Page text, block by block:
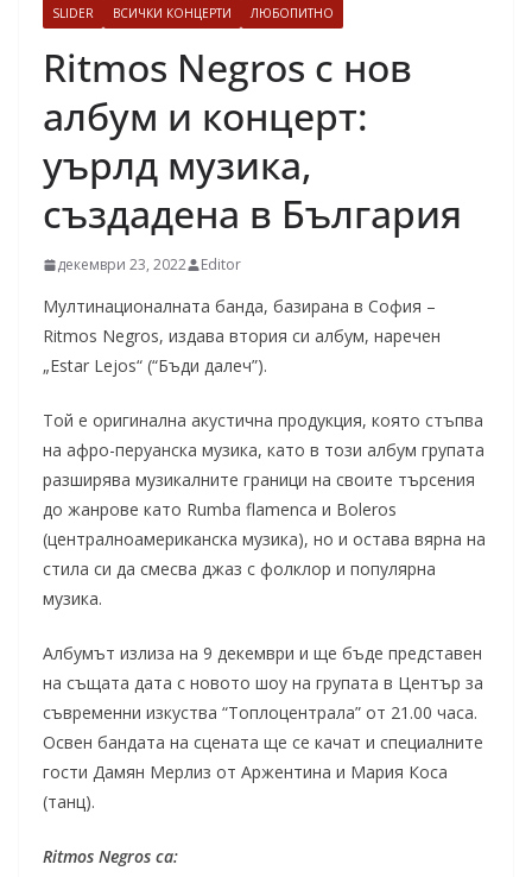
SLIDER ВСИЧКИ КОНЦЕРТИ ЛЮБОПИТНО
Ritmos Negros с нов
албум и концерт:
уърлд музика,
създадена в България
декември 23, 2022 Editor
Мултинационалната банда, базирана в София –
Ritmos Negros, издава втория си албум, наречен
„Estar Lejos“ (“Бъди далеч”).
Той е оригинална акустична продукция, която стъпва
на афро-перуанска музика, като в този албум групата
разширява музикалните граници на своите търсения
до жанрове като Rumba flamenca и Boleros
(централноамериканска музика), но и остава вярна на
стила си да смесва джаз с фолклор и популярна
музика.
Албумът излиза на 9 декември и ще бъде представен
на същата дата с новото шоу на групата в Център за
съвременни изкуства “Топлоцентрала” от 21.00 часа.
Освен бандата на сцената ще се качат и специалните
гости Дамян Мерлиз от Аржентина и Мария Коса
(танц).
Ritmos Negros са: